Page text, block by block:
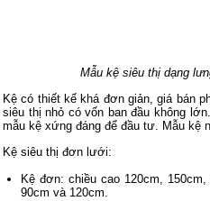
Mẫu kệ siêu thị dạng
Kệ có thiết kế khá đơn giản, giá bán
siêu thị nhỏ có vốn ban đầu không
mẫu kệ xứng đáng để đầu tư. Mẫu kệ
Kệ siêu thị đơn lưới:
Kệ đơn: chiều cao 120cm,
90cm và 120cm.